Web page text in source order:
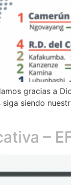
gracias a
siendo
–